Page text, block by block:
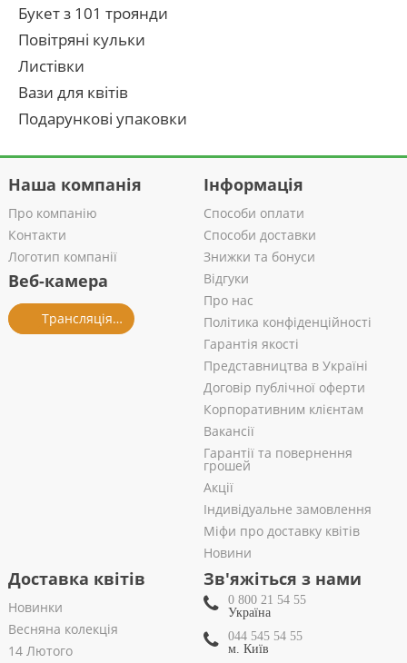
Букет з 101 троянди
Повітряні кульки
Листівки
Вази для квітів
Подарункові упаковки
Наша компанія
Про компанію
Контакти
Логотип компанії
Веб-камера
Трансляція із салону
Інформація
Способи оплати
Способи доставки
Знижки та бонуси
Відгуки
Про нас
Політика конфіденційності
Гарантія якості
Представництва в Україні
Договір публічної оферти
Корпоративним клієнтам
Вакансії
Гарантії та повернення
грошей
Акції
Індивідуальне замовлення
Міфи про доставку квітів
Новини
Доставка квітів
Новинки
Весняна колекція
14 Лютого
Зв'яжіться з нами
0 800 21 54 55
Україна
044 545 54 55
м. Київ